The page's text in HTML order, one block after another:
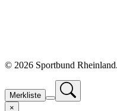
© 2026 Sportbund
Merkliste
×